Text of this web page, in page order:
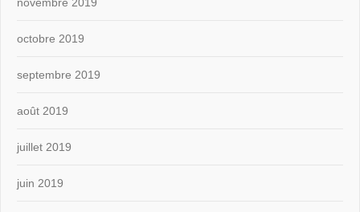
octobre 2019
septembre 2019
août 2019
juillet 2019
juin 2019